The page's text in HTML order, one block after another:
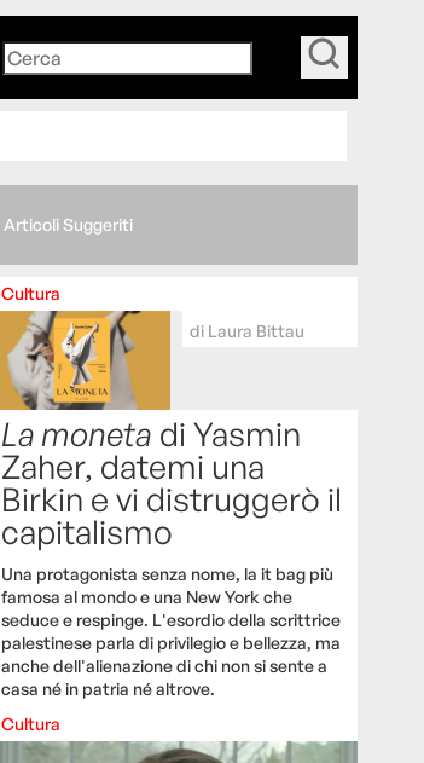
Articoli Suggeriti
Cultura
di Laura Bittau
La moneta di Yasmin
Zaher, datemi una
Birkin e vi distruggerò il
capitalismo
Una protagonista senza nome, la it bag più
famosa al mondo e una New York che
seduce e respinge. L'esordio della scrittrice
palestinese parla di privilegio e bellezza, ma
anche dell'alienazione di chi non si sente a
casa né in patria né altrove.
Cultura